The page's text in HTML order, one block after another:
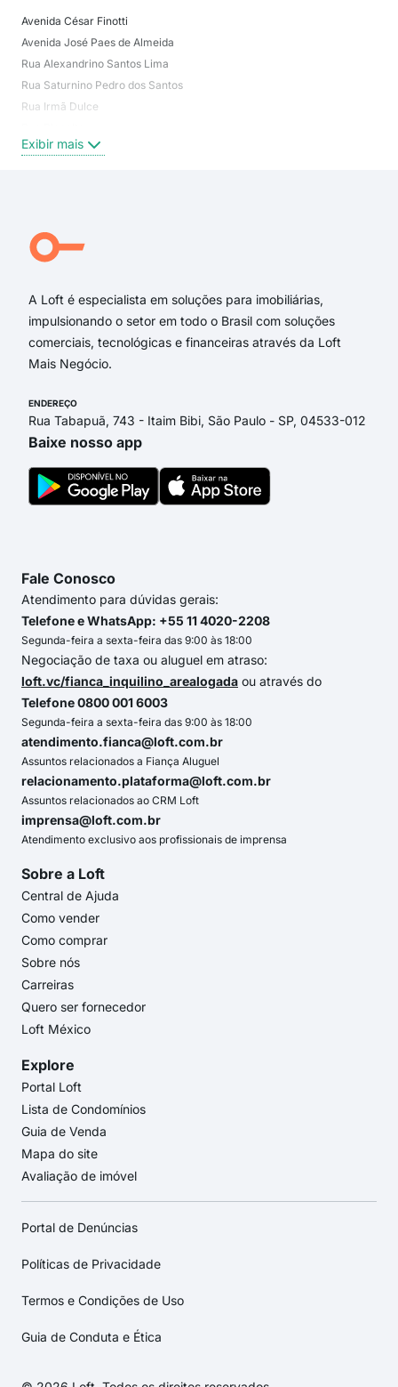
Avenida César Finotti
Avenida José Paes de Almeida
Rua Alexandrino Santos Lima
Rua Saturnino Pedro dos Santos
Rua Irmã Dulce
Rua Santa Edivirges
Rua Manoel Camargos da Cruz
Rua Maria Dória Cunha
Exibir mais
A Loft é especialista em soluções para imobiliárias,
impulsionando o setor em todo o Brasil com soluções
comerciais, tecnológicas e financeiras através da Loft
Mais Negócio.
ENDEREÇO
Rua Tabapuã, 743 - Itaim Bibi, São Paulo - SP, 04533-012
Baixe nosso app
Fale Conosco
Atendimento para dúvidas gerais:
Telefone e WhatsApp: +55 11 4020-2208
Segunda-feira a sexta-feira das 9:00 às 18:00
Negociação de taxa ou aluguel em atraso:
loft.vc/fianca_inquilino_arealogada ou através do
Telefone 0800 001 6003
Segunda-feira a sexta-feira das 9:00 às 18:00
atendimento.fianca@loft.com.br
Assuntos relacionados a Fiança Aluguel
relacionamento.plataforma@loft.com.br
Assuntos relacionados ao CRM Loft
imprensa@loft.com.br
Atendimento exclusivo aos profissionais de imprensa
Sobre a Loft
Central de Ajuda
Como vender
Como comprar
Sobre nós
Carreiras
Quero ser fornecedor
Loft México
Explore
Portal Loft
Lista de Condomínios
Guia de Venda
Mapa do site
Avaliação de imóvel
Portal de Denúncias
Políticas de Privacidade
Termos e Condições de Uso
Guia de Conduta e Ética